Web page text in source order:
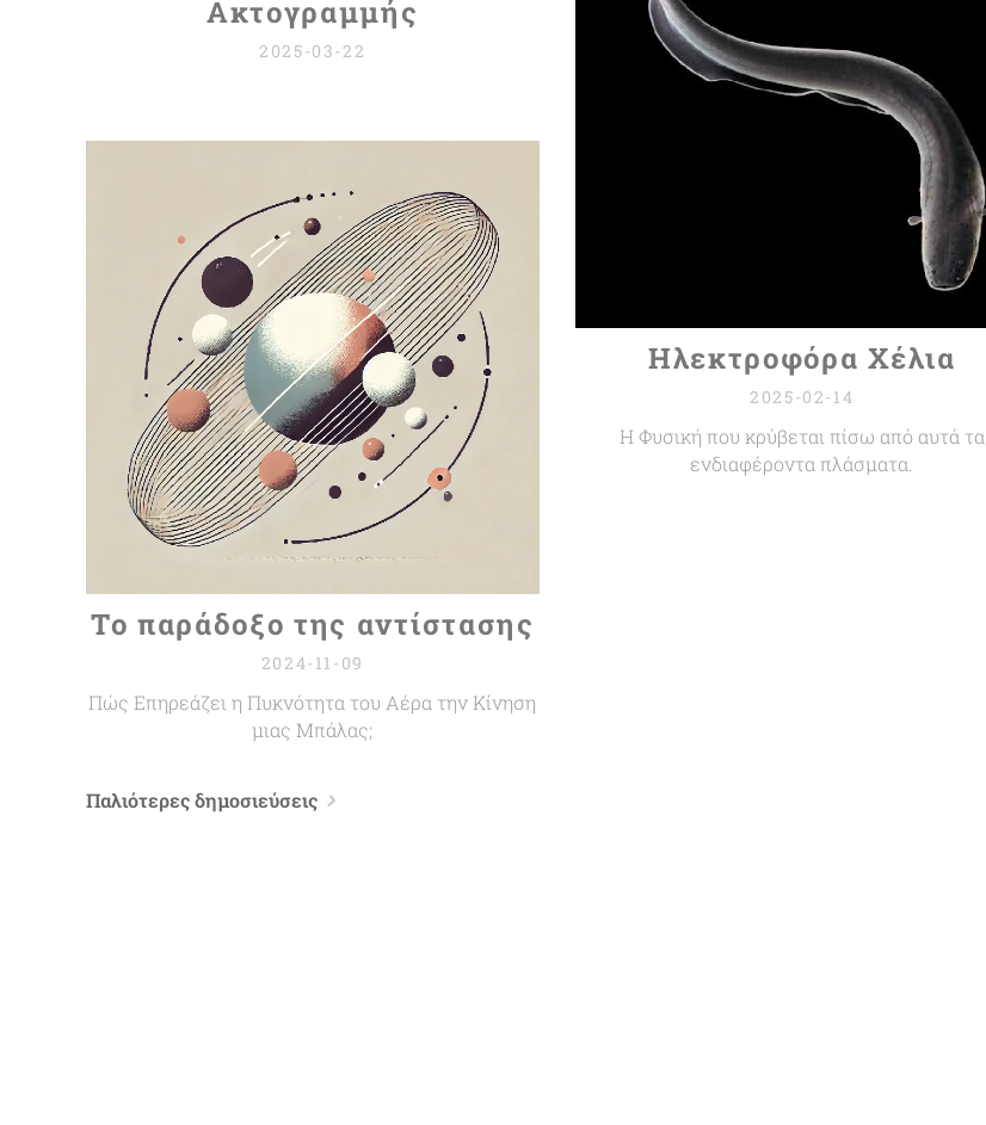
Ακτογραμμής
2025-03-22
Ηλεκτροφόρα Χέλια
2025-02-14
Η Φυσική που κρύβεται πίσω από αυτά τα
ενδιαφέροντα πλάσματα.
Το παράδοξο της αντίστασης
2024-11-09
Πώς Επηρεάζει η Πυκνότητα του Αέρα την Κίνηση
μιας Μπάλας;
Παλιότερες δημοσιεύσεις